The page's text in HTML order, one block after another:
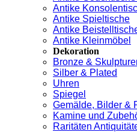
Antike
Antike Spieltische
Antike
Antike Kleinmöbel
Dekoration
Bronze &
Silber & Plated
Uhren
Spiegel
Gemälde, Bilder &
Kamine und
Raritäten